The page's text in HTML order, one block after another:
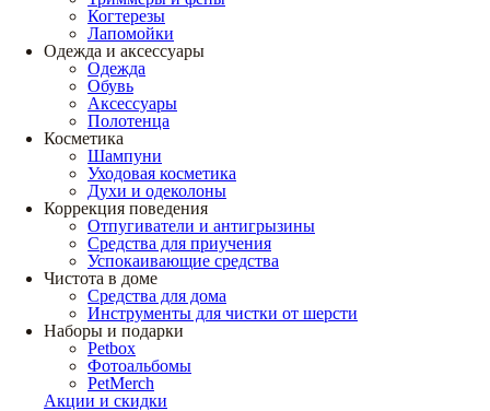
Когтерезы
Лапомойки
Одежда и аксессуары
Одежда
Обувь
Аксессуары
Полотенца
Косметика
Шампуни
Уходовая косметика
Духи и одеколоны
Коррекция поведения
Отпугиватели и антигрызины
Средства для приучения
Успокаивающие средства
Чистота в доме
Средства для дома
Инструменты для чистки от шерсти
Наборы и подарки
Petbox
Фотоальбомы
PetMerch
Акции и скидки